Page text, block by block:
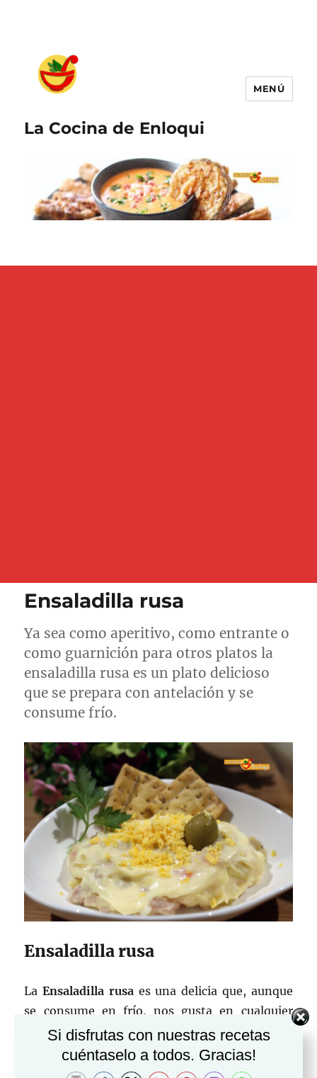
La Cocina de Enloqui
MENÚ
Ensaladilla rusa
Ya sea como aperitivo, como entrante o
como guarnición para otros platos la
ensaladilla rusa es un plato delicioso
que se prepara con antelación y se
consume frío.
Ensaladilla rusa
LaEnsaladilla rusa es una delicia que, aunque
se consume en frío, nos gusta en cualquier
época del año. Puede ser un aperitivo
espectacular o el acompañamiento para otros
platos. Sea como sea no te pierdas nuestra
Si disfrutas con nuestras recetas
cuéntaselo a todos. Gracias!